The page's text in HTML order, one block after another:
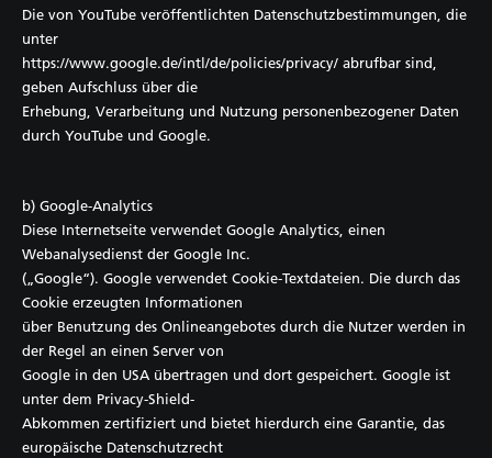
Die von YouTube veröffentlichten Datenschutzbestimmungen, die
unter
https://www.google.de/intl/de/policies/privacy/ abrufbar sind,
geben Aufschluss über die
Erhebung, Verarbeitung und Nutzung personenbezogener Daten
durch YouTube und Google.
b) Google-Analytics
Diese Internetseite verwendet Google Analytics, einen
Webanalysedienst der Google Inc.
(„Google“). Google verwendet Cookie-Textdateien. Die durch das
Cookie erzeugten Informationen
über Benutzung des Onlineangebotes durch die Nutzer werden in
der Regel an einen Server von
Google in den USA übertragen und dort gespeichert. Google ist
unter dem Privacy-Shield-
Abkommen zertifiziert und bietet hierdurch eine Garantie, das
europäische Datenschutzrecht